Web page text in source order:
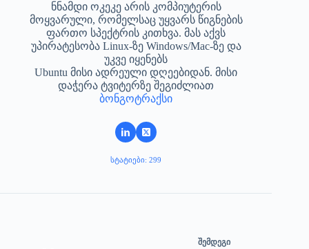
ნნამდი ოკეკე არის კომპიუტერის
მოყვარული, რომელსაც უყვარს წიგნების
ფართო სპექტრის კითხვა. მას აქვს
უპირატესობა Linux-ზე Windows/Mac-ზე და
უკვე იყენებს
Ubuntu მისი ადრეული დღეებიდან. მისი
დაჭერა ტვიტერზე შეგიძლიათ
ბონგოტრაქსი
ᲡᲢᲐᲢᲘᲔᲑᲘ: 299
ᲨᲔᲛᲓᲔᲒᲘ